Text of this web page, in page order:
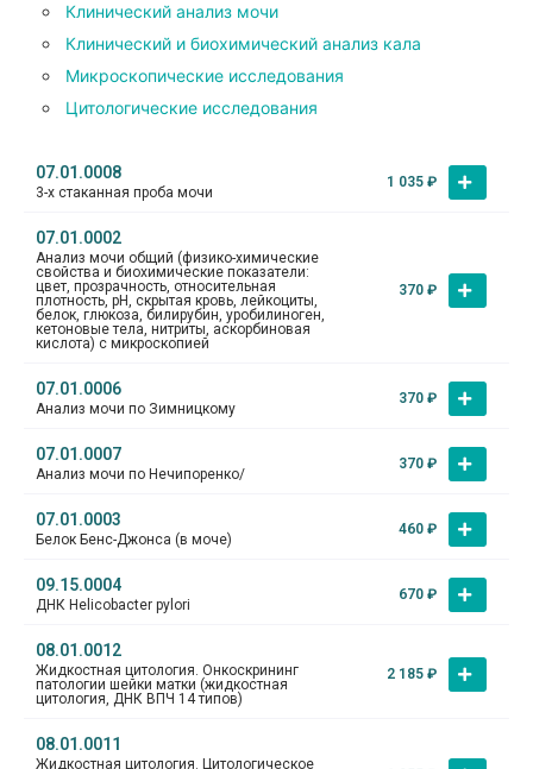
Клинический анализ мочи
Клинический и биохимический анализ кала
Микроскопические исследования
Цитологические исследования
07.01.0008
3-х стаканная проба мочи
1 035 ₽
07.01.0002
Анализ мочи общий (физико-химические
свойства и биохимические показатели:
цвет, прозрачность, относительная
плотность, рН, скрытая кровь, лейкоциты,
белок, глюкоза, билирубин, уробилиноген,
кетоновые тела, нитриты, аскорбиновая
кислота) с микроскопией
370 ₽
07.01.0006
Анализ мочи по Зимницкому
370 ₽
07.01.0007
Анализ мочи по Нечипоренко/
370 ₽
07.01.0003
Белок Бенс-Джонса (в моче)
460 ₽
09.15.0004
ДНК Helicobacter pylori
670 ₽
08.01.0012
Жидкостная цитология. Онкоскрининг
патологии шейки матки (жидкостная
цитология, ДНК ВПЧ 14 типов)
2 185 ₽
08.01.0011
Жидкостная цитология. Цитологическое